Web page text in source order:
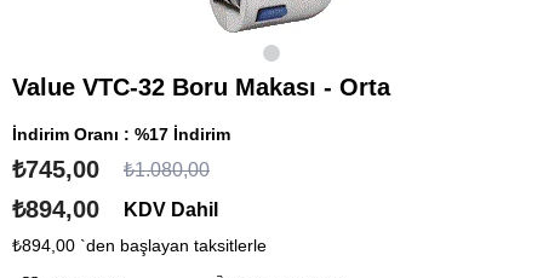
Value VTC-32 Boru Makası - Orta
İndirim Oranı : %17 İndirim
₺1.080,00
₺745,00
KDV Dahil
₺894,00
₺894,00 `den başlayan taksitlerle